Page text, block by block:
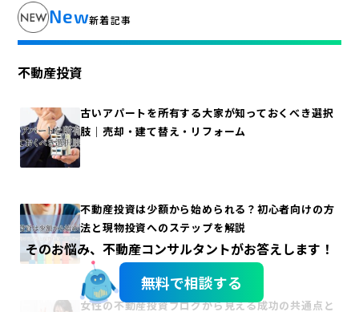
New新着記事
不動産投資
古いアパートを所有する大家が知っておくべき選択
肢｜売却・建て替え・リフォーム
不動産投資は少額から始められる？初心者向けの方
法と現物投資へのステップを解説
女性の不動産投資ブログから見える成功の共通点と
そのお悩み、不動産コンサルタントがお答えします！
無料で相談する